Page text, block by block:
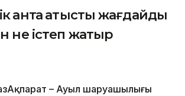
қантқа қатысты жағдайды
не істеп жатыр
– Ауыл шаруашылығы